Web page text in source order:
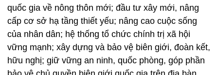
quốc gia về nông thôn mới; đầu tư xây mới, nâng
cấp cơ sở hạ tầng thiết yếu; nâng cao cuộc sống
của nhân dân; hệ thống tổ chức chính trị xã hội
vững mạnh; xây dựng và bảo vệ biên giới, đoàn kết,
hữu nghị; giữ vững an ninh, quốc phòng, góp phần